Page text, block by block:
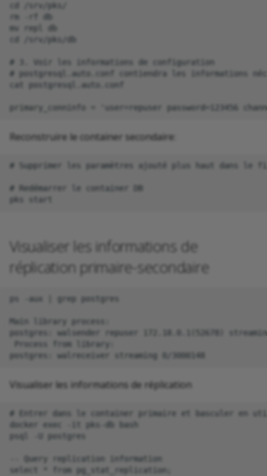
cd /srv/pks/
rm -rf db
mv repl db
cd /srv/pks/db
# 3. Voir les informations de configuration
# postgresql.auto.conf contiendra les informations
cat postgresql.auto.conf
Reconstruire le container secondaire:
# Supprimer les paramètres ajouté plus haut dans le
# Redémarrer le container DB
Visualiser les informations de
réplication primaire-secondaire
ps -aux | grep postgres
Main library process:
postgres: walsender repuser 172.18.0.1(52678)
Process from library:
Visualiser les informations de réplication
# Entrer dans le container primaire et basculer en
docker exec -it pks-db bash
psql -U postgres
-- Query replication information
select * from pg_stat_replication;